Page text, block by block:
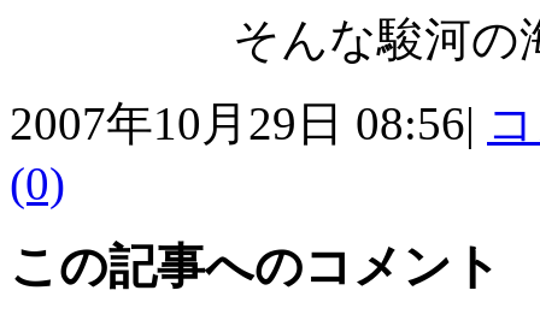
そんな駿河の
2007年10月29日 08:56|
(0)
この記事へのコメント